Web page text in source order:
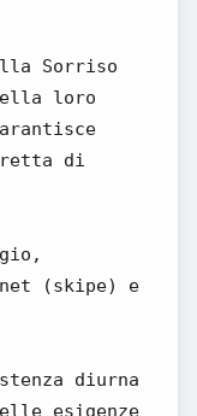
Sorriso
loro
retta di
(skipe) e
diurna
esigenze